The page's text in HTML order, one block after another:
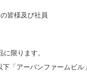
皆様及び社員
限ります。
「アーバンファームビ